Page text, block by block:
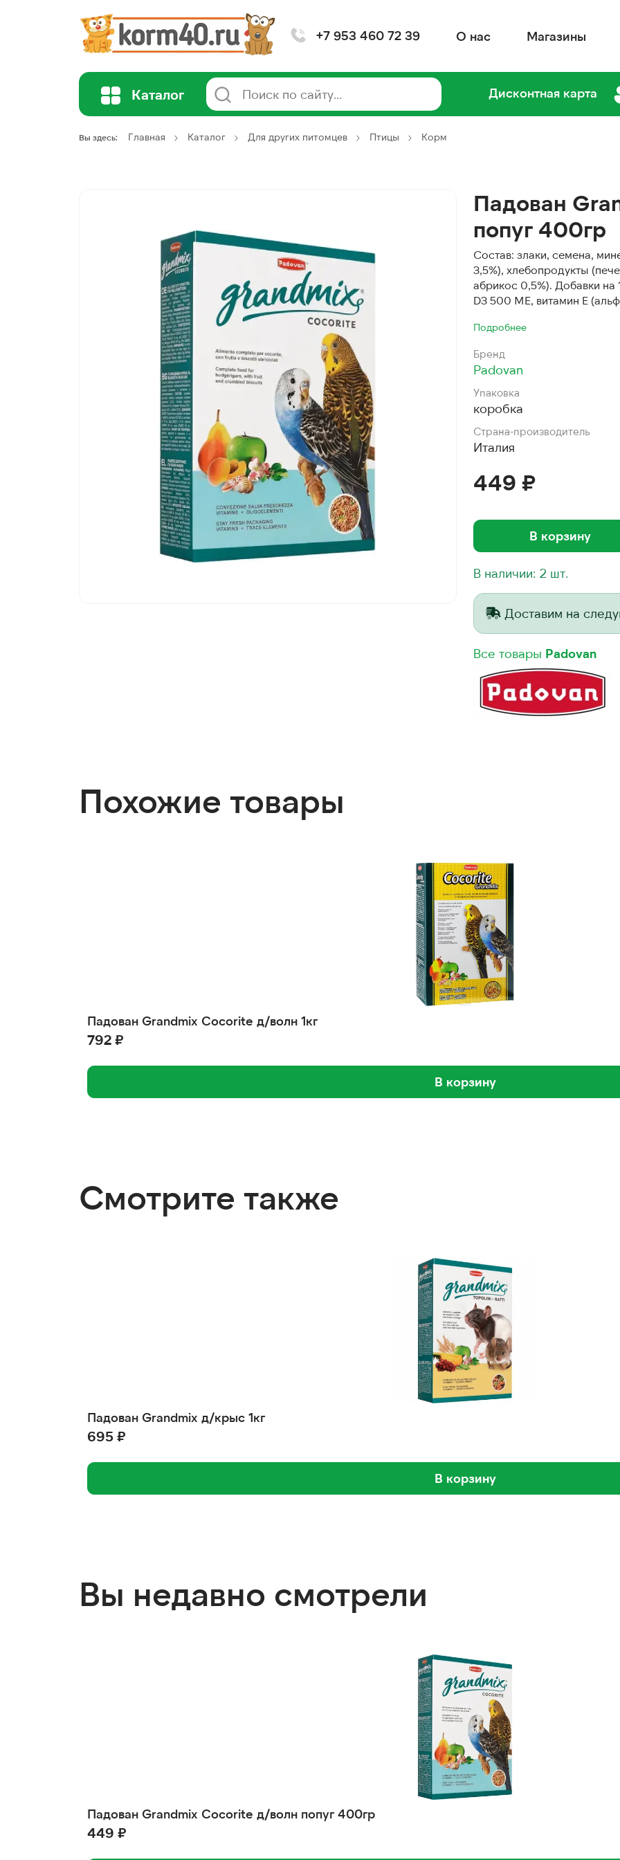
+7 953 460 72 39 О нас Магазины
Каталог Дисконтная карта
Вы здесь: Главная Каталог Для других питомцев Птицы Корм
Падован
попуг 400гр
Состав: злаки, семена,
3,5%), хлебопродукты
абрикос 0,5%). Добавки
D3 500 МЕ, витамин Е
Подробнее
Бренд
Padovan
Упаковка
коробка
Страна-производитель
Италия
449 ₽
В корзину
В наличии: 2 шт.
Доставим на
Все товары Padovan
Похожие товары
Падован Grandmix Сocorite д/волн 1кг
792 ₽
В корзину
Смотрите также
Падован Grandmix д/крыс 1кг
695 ₽
В корзину
Вы недавно смотрели
Падован Grandmix Сocorite д/волн попуг 400гр
449 ₽